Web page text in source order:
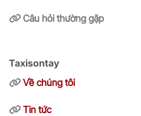
Câu hỏi thường gặp
Taxisontay
Về chúng tôi
Tin tức